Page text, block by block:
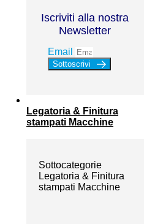
Iscriviti alla nostra
Newsletter
Email
Sottoscrivi
Legatoria & Finitura
stampati Macchine
Sottocategorie
Legatoria & Finitura
stampati Macchine